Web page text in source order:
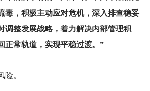
毒，积极主动应对危机，深入排查稳妥
调整发展战略，着力解决内部管理积
正常轨道，实现平稳过渡。”
险。